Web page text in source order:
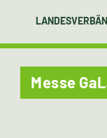
Messe